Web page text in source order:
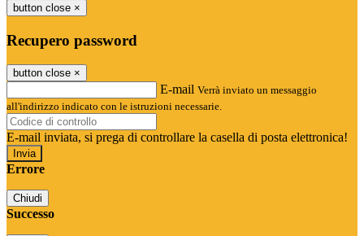
button close ×
Recupero password
button close ×
E-mail Verrà inviato un messaggio
all'indirizzo indicato con le istruzioni necessarie.
E-mail inviata, si prega di controllare la casella di posta elettronica!
Errore
Chiudi
Successo